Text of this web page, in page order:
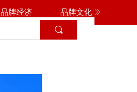
品牌经济 品牌文化